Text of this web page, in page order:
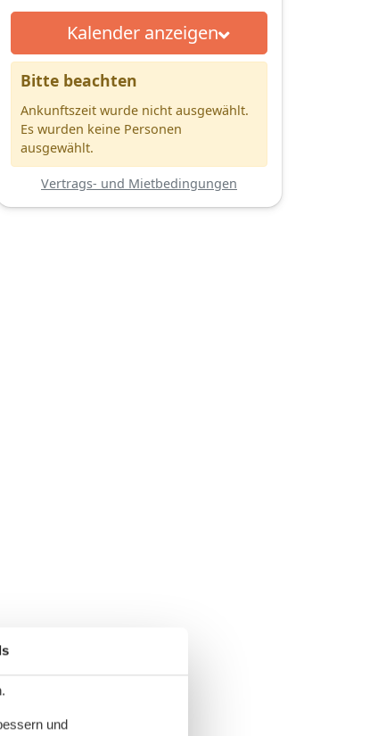
Kalender anzeigen
Bitte beachten
Ankunftszeit wurde nicht ausgewählt.
Es wurden keine Personen
ausgewählt.
Vertrags- und Mietbedingungen
und